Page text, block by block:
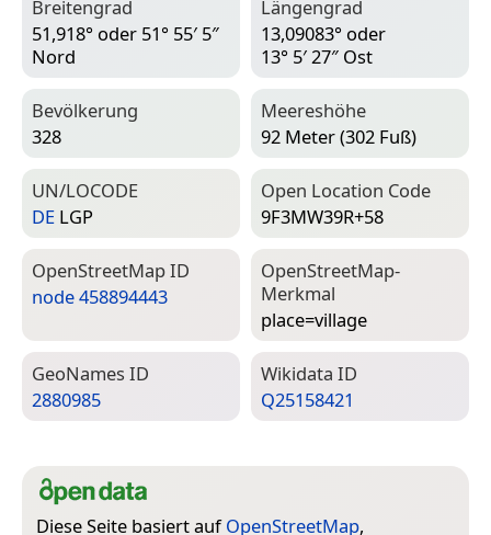
Breitengrad
51,918° oder 51° 55′ 5″
Nord
Längengrad
13,09083° oder
13° 5′ 27″ Ost
Bevölkerung
328
Meereshöhe
92 Meter (302 Fuß)
UN/LOCODE
DE LGP
Open Location Code
9F3MW39R+58
Open­Street­Map ID
node 458894443
Open­Street­Map-
Merkmal
place=­village
Geo­Names ID
2880985
Wiki­data ID
Q25158421
Diese Seite basiert aufOpenStreetMap,